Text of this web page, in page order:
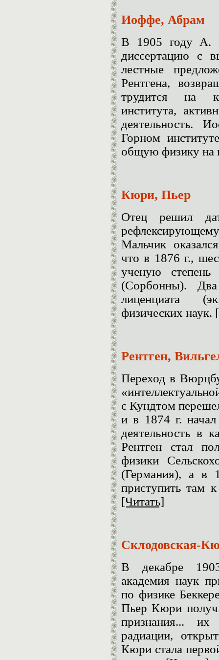
Иоффе, Абрам
В 1905 году А.
диссертацию с
лестные
Рентгена,
трудится на
института,
деятельность.
Горном
общую физику на
Кюри, Пьер
Отец решил
Мальчик
что в 1876 г.,
ученую степень
(Сорбонны).
лиценциата
физических наук.
Рентген,
Переход в
с Кундтом
и в 1874 г.
деятельность в
Рентген стал
физики
(Германия), а в
приступить там
[Читать]
Склодовская-
В декабре
академия наук
по физике
Пьер Кюри
признания... их
радиации,
Кюри стала